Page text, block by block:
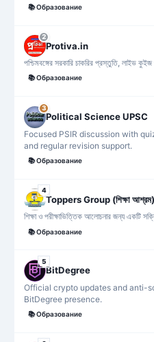
📚Образование
2
Protiva.in
পশ্চিমবঙ্গের সরকারি চাকরির প্রস্তুতি, লাইভ
📚Образование
3
Political Science UPSC
Focused PSIR discussion with
and regular revision support.
📚Образование
4
Toppers Group (শিক্ষা আশ্রম)
শিক্ষা ও পরীক্ষাভিত্তিক আলোচনার জন্য একটি
📚Образование
5
BitDegree
Official crypto updates and anti-
BitDegree presence.
📚Образование